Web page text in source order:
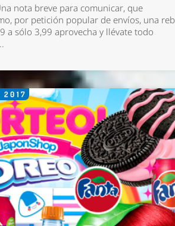
nota breve para comunicar, que
por petición popular de envíos, una
a sólo 3,99 aprovecha y llévate todo
2017